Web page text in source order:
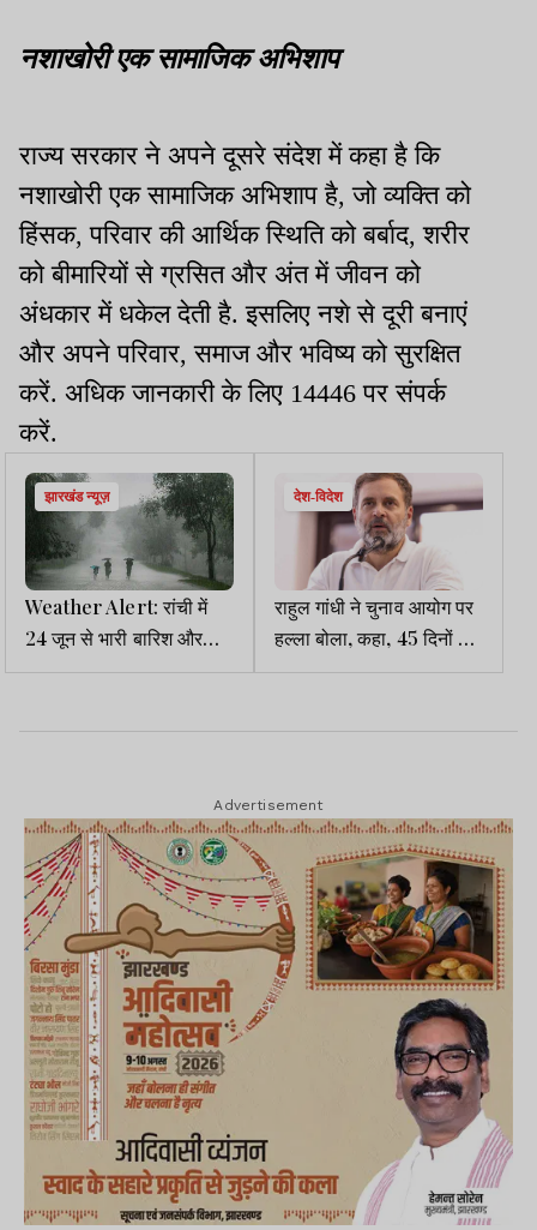
नशाखोरी एक सामाजिक अभिशाप
राज्य सरकार ने अपने दूसरे संदेश में कहा है कि
नशाखोरी एक सामाजिक अभिशाप है, जो व्यक्ति को
हिंसक, परिवार की आर्थिक स्थिति को बर्बाद, शरीर
को बीमारियों से ग्रसित और अंत में जीवन को
अंधकार में धकेल देती है. इसलिए नशे से दूरी बनाएं
और अपने परिवार, समाज और भविष्य को सुरक्षित
करें. अधिक जानकारी के लिए 14446 पर संपर्क
करें.
झारखंड न्यूज़
Weather Alert: रांची में
24 जून से भारी बारिश और
वज्रपात का अलर्ट
देश-विदेश
राहुल गांधी ने चुनाव आयोग पर
हल्ला बोला, कहा, 45 दिनों में
ही मिटा देंगे चुनाव के सबूत, मैच
Advertisement